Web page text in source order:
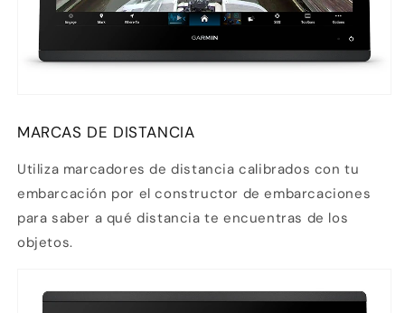
MARCAS DE DISTANCIA
Utiliza marcadores de distancia calibrados con tu
embarcación por el constructor de embarcaciones
para saber a qué distancia te encuentras de los
objetos.